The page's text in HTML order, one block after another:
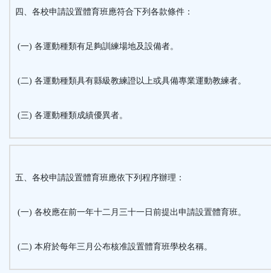
四、各校申請設置體育班應符合下列各款條件：
(一) 各運動種類有足夠訓練場地及設備者。
(二) 各運動種類具有縣級教練證以上或具備專業運動教練者。
(三) 各運動種類成績優異者。
五、各校申請設置體育班應依下列程序辦理：
(一) 各校應在前一年十二月三十一日前提出申請設置體育班。
(二) 本府於每年三月公布核准設置體育班學校名稱。